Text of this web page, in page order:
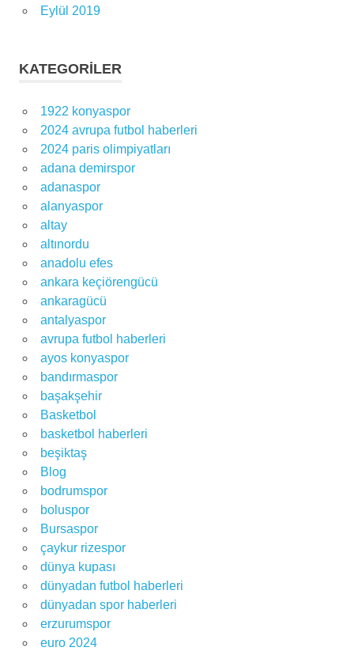
Eylül 2019
KATEGORILER
1922 konyaspor
2024 avrupa futbol haberleri
2024 paris olimpiyatları
adana demirspor
adanaspor
alanyaspor
altay
altınordu
anadolu efes
ankara keçiörengücü
ankaragücü
antalyaspor
avrupa futbol haberleri
ayos konyaspor
bandırmaspor
başakşehir
Basketbol
basketbol haberleri
beşiktaş
Blog
bodrumspor
boluspor
Bursaspor
çaykur rizespor
dünya kupası
dünyadan futbol haberleri
dünyadan spor haberleri
erzurumspor
euro 2024